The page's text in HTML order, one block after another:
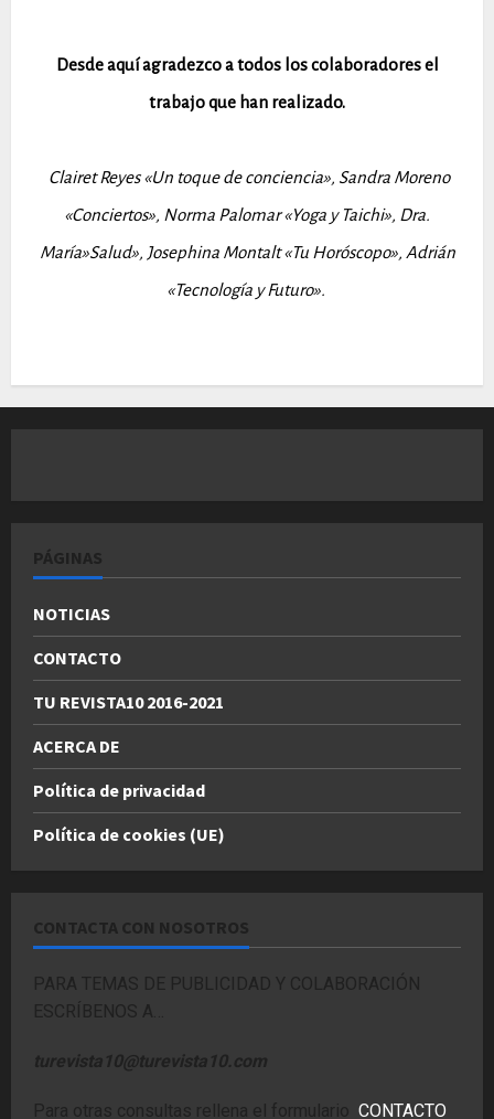
Desde aquí agradezco a todos los colaboradores el
trabajo que han realizado.
Clairet Reyes «Un toque de conciencia», Sandra Moreno
«Conciertos», Norma Palomar «Yoga y Taichi», Dra.
María»Salud», Josephina Montalt «Tu Horóscopo», Adrián
«Tecnología y Futuro».
PÁGINAS
NOTICIAS
CONTACTO
TU REVISTA10 2016-2021
ACERCA DE
Política de privacidad
Política de cookies (UE)
CONTACTA CON NOSOTROS
PARA TEMAS DE PUBLICIDAD Y COLABORACIÓN
ESCRÍBENOS A…
turevista10@turevista10.com
Para otras consultas rellena el formulario CONTACTO